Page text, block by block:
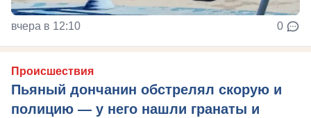
вчера в 12:10 0
Происшествия
Пьяный дончанин обстрелял скорую и
полицию — у него нашли гранаты и